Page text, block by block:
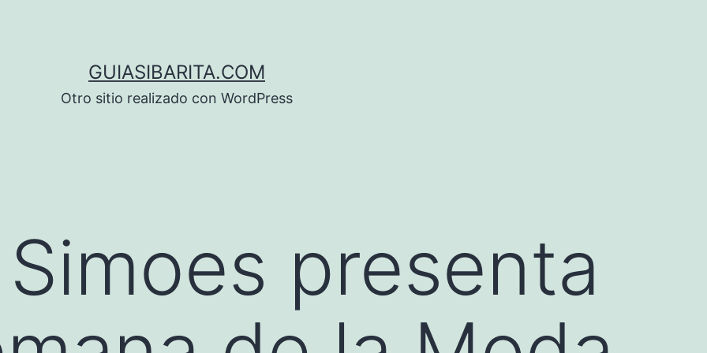
GUIASIBARITA.COM
Otro sitio realizado con WordPress
presenta